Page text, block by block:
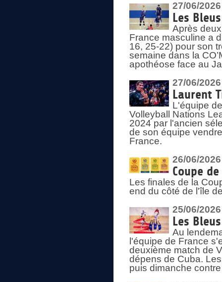
27/06/2026
Les
Après
France masculine a
16, 25-22) pour son
semaine dans la
apothéose face au
27/06/2026
Laurent
L'équipe
Volleyball Nations
2024 par l'ancien
de son équipe
France.
26/06/2026
Coupe
Les finales de la
end du côté de l'île
25/06/2026
Les
Au
l'équipe de France
deuxième match de
dépens de Cuba.
puis dimanche